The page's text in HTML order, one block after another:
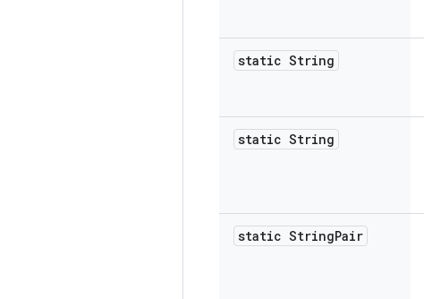
static String
static String
static StringPair